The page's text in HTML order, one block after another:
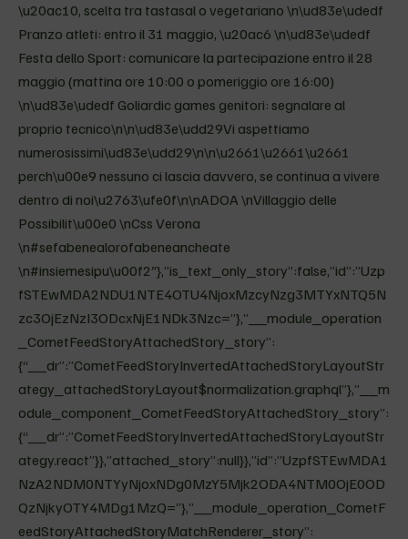
\u20ac10, scelta tra tastasal o vegetariano \n\ud83e\udedf
Pranzo atleti: entro il 31 maggio, \u20ac6 \n\ud83e\udedf
Festa dello Sport: comunicare la partecipazione entro il 28
maggio (mattina ore 10:00 o pomeriggio ore 16:00)
\n\ud83e\udedf Goliardic games genitori: segnalare al
proprio tecnico\n\n\ud83e\udd29Vi aspettiamo
numerosissimi\ud83e\udd29\n\n\u2661\u2661\u2661
perch\u00e9 nessuno ci lascia davvero, se continua a vivere
dentro di noi\u2763\ufe0f\n\nADOA \nVillaggio delle
Possibilit\u00e0 \nCss Verona
\n#sefabenealorofabeneancheate
\n#insiemesipu\u00f2″},”is_text_only_story”:false,”id”:”Uzp
fSTEwMDA2NDU1NTE4OTU4NjoxMzcyNzg3MTYxNTQ5N
zc3OjEzNzI3ODcxNjE1NDk3Nzc=”},”__module_operation
_CometFeedStoryAttachedStory_story”:
{“__dr”:”CometFeedStoryInvertedAttachedStoryLayoutStr
ategy_attachedStoryLayout$normalization.graphql”},”__m
odule_component_CometFeedStoryAttachedStory_story”:
{“__dr”:”CometFeedStoryInvertedAttachedStoryLayoutStr
ategy.react”}},”attached_story”:null}},”id”:”UzpfSTEwMDA1
NzA2NDM0NTYyNjoxNDg0MzY5Mjk2ODA4NTM0OjE0OD
QzNjkyOTY4MDg1MzQ=”},”__module_operation_CometF
eedStoryAttachedStoryMatchRenderer_story”: